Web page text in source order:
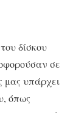
δίσκου
σε
μας υπάρχει
όπως